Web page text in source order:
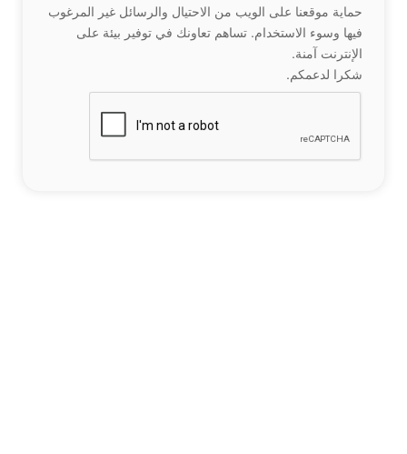
حماية موقعنا على الويب من الاحتيال والرسائل غير المرغوب
فيها وسوء الاستخدام. تساهم تعاونك في توفير بيئة على
الإنترنت آمنة.
شكرا لدعمكم.